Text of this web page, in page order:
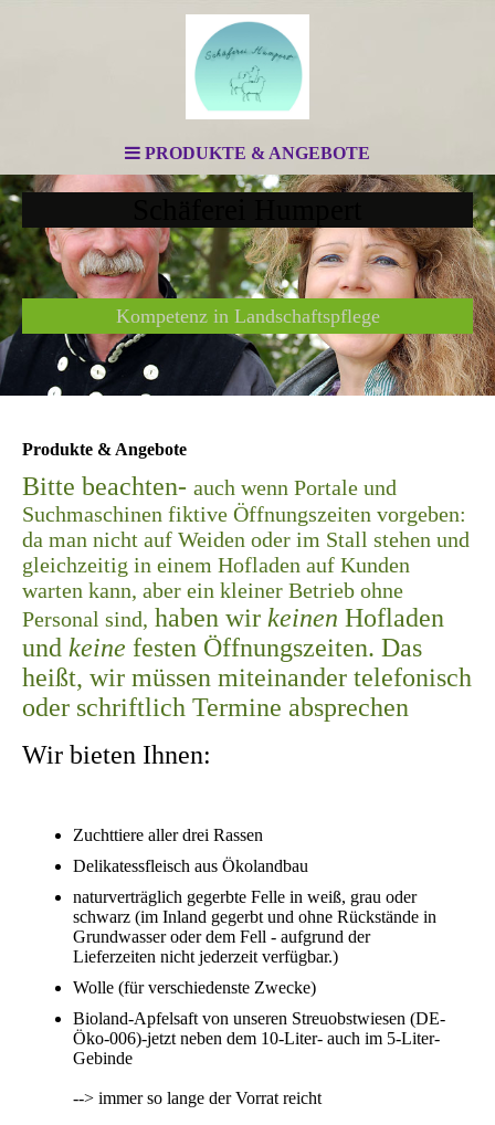
PRODUKTE & ANGEBOTE
Kompetenz in Landschaftspflege
Produkte & Angebote
Bitte beachten- auch wenn Portale und
Suchmaschinen fiktive Öffnungszeiten vorgeben:
da man nicht auf Weiden oder im Stall stehen und
gleichzeitig in einem Hofladen auf Kunden
warten kann, aber ein kleiner Betrieb ohne
Personal sind, haben wir keinen Hofladen
und keine festen Öffnungszeiten. Das
heißt, wir müssen miteinander telefonisch
oder schriftlich Termine absprechen
Wir bieten Ihnen:
Zuchttiere aller drei Rassen
Delikatessfleisch aus Ökolandbau
naturverträglich gegerbte Felle in weiß, grau oder
schwarz (im Inland gegerbt und ohne Rückstände in
Grundwasser oder dem Fell - aufgrund der
Lieferzeiten nicht jederzeit verfügbar.)
Wolle (für verschiedenste Zwecke)
Bioland-Apfelsaft von unseren Streuobstwiesen (DE-
Öko-006)-jetzt neben dem 10-Liter- auch im 5-Liter-
Gebinde
--> immer so lange der Vorrat reicht